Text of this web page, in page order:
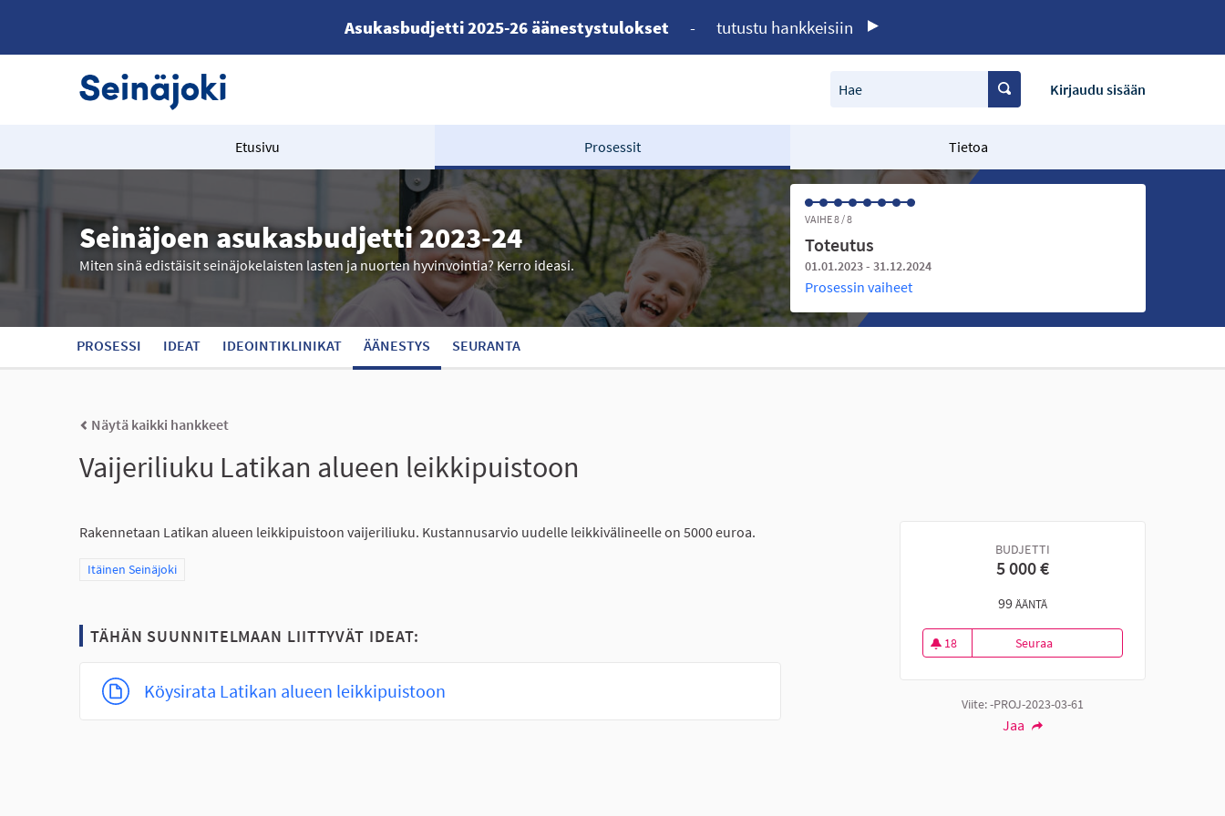
Asukasbudjetti 2025-26 äänestystulokset - tutustu hankkeisiin
Hae Kirjaudu sisään
Etusivu Prosessit Tietoa
Seinäjoen asukasbudjetti 2023-24
Miten sinä edistäisit seinäjokelaisten lasten ja nuorten hyvinvointia? Kerro ideasi.
VAIHE 8 / 8
Toteutus
01.01.2023 - 31.12.2024
Prosessin vaiheet
PROSESSI IDEAT IDEOINTIKLINIKAT ÄÄNESTYS SEURANTA
Näytä kaikki hankkeet
Vaijeriliuku Latikan alueen leikkipuistoon
BUDJETTI
5 000 €
99ÄÄNTÄ
18
18 seuraajaa
SeuraaVaijeriliuku Latikan alueen
Viite: -PROJ-2023-03-61
Jaa
Rakennetaan Latikan alueen leikkipuistoon vaijeriliuku. Kustannusarvio uudelle leikkivälineelle on 5000 euroa.
Rajaa tulokset teeman mukaan: Itäinen Seinäjoki
Itäinen Seinäjoki
TÄHÄN SUUNNITELMAAN LIITTYVÄT IDEAT:
Köysirata Latikan alueen leikkipuistoon